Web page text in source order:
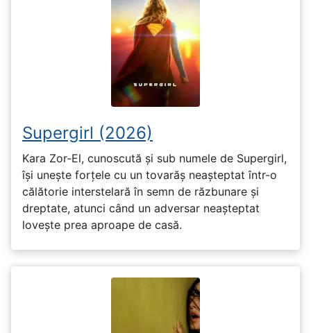
Supergirl (2026)
Kara Zor-El, cunoscută și sub numele de Supergirl,
își unește forțele cu un tovarăș neașteptat într-o
călătorie interstelară în semn de răzbunare și
dreptate, atunci când un adversar neașteptat
lovește prea aproape de casă.